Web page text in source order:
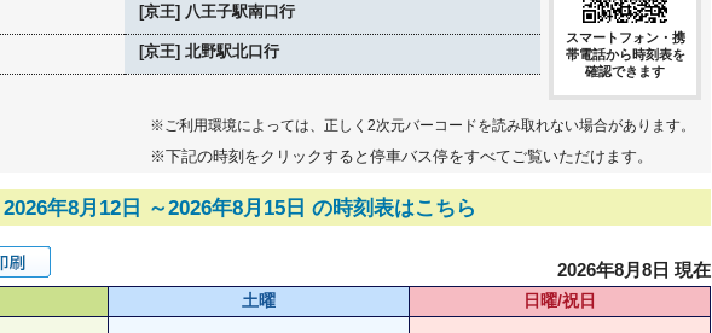
[京王] 八王子駅南口行
[京王] 北野駅北口行
スマートフォン・携
帯電話から時刻表を
確認できます
※ご利用環境によっては、正しく2次元バーコードを読み取れない場合があります。
※下記の時刻をクリックすると停車バス停をすべてご覧いただけます。
2026年8月12日 ～2026年8月15日 の時刻表はこちら
2026年8月8日 現在
土曜
日曜/祝日